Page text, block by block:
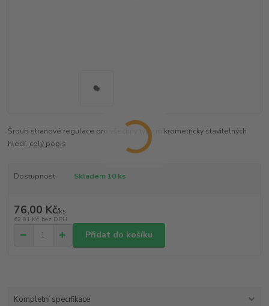
Šroub stranové regulace pro všechny typy mikrometricky stavitelných
hledí. celý popis
Dostupnost Skladem 10 ks
76,00 Kč/ks
62,81 Kč bez DPH
Přidat do košíku
Kompletní specifikace